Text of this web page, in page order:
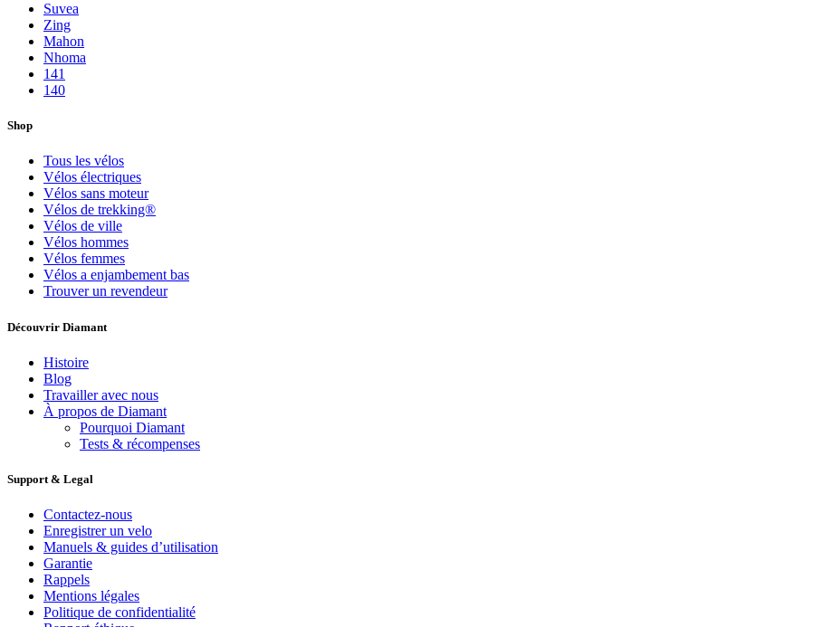
Suvea
Zing
Mahon
Nhoma
141
140
Shop
Tous les vélos
Vélos électriques
Vélos sans moteur
Vélos de trekking®
Vélos de ville
Vélos hommes
Vélos femmes
Vélos a enjambement bas
Trouver un revendeur
Découvrir Diamant
Histoire
Blog
Travailler avec nous
À propos de Diamant
Pourquoi Diamant
Tests & récompenses
Support & Legal
Contactez-nous
Enregistrer un velo
Manuels & guides d’utilisation
Garantie
Rappels
Mentions légales
Politique de confidentialité